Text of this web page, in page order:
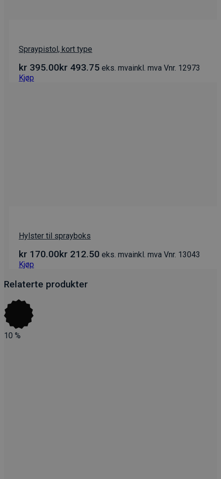
Spraypistol, kort type
kr 395.00kr 493.75 eks. mvainkl. mva Vnr. 12973
Kjøp
Hylster til sprayboks
kr 170.00kr 212.50 eks. mvainkl. mva Vnr. 13043
Kjøp
Relaterte produkter
10 %